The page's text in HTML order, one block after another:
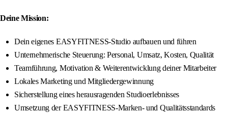
Deine Mission:
Dein eigenes EASYFITNESS-Studio aufbauen und führen
Unternehmerische Steuerung: Personal, Umsatz, Kosten, Qualität
Teamführung, Motivation & Weiterentwicklung deiner Mitarbeiter
Lokales Marketing und Mitgliedergewinnung
Sicherstellung eines herausragenden Studioerlebnisses
Umsetzung der EASYFITNESS-Marken- und Qualitätsstandards